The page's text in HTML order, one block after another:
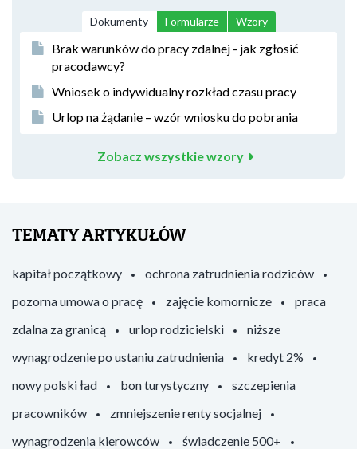
Dokumenty Formularze Wzory
Brak warunków do pracy zdalnej - jak zgłosić
pracodawcy?
Wniosek o indywidualny rozkład czasu pracy
Urlop na żądanie – wzór wniosku do pobrania
Zobacz wszystkie wzory
TEMATY ARTYKUŁÓW
kapitał początkowy
ochrona zatrudnienia rodziców
pozorna umowa o pracę
zajęcie komornicze
praca
zdalna za granicą
urlop rodzicielski
niższe
wynagrodzenie po ustaniu zatrudnienia
kredyt 2%
nowy polski ład
bon turystyczny
szczepienia
pracowników
zmniejszenie renty socjalnej
wynagrodzenia kierowców
świadczenie 500+